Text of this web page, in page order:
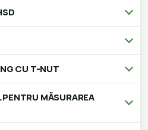
CU T-NUT
MĂSURAREA